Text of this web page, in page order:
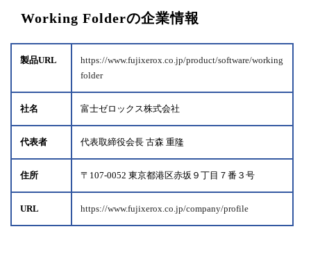
Working Folderの企業情報
製品URL
https://www.fujixerox.co.jp/product/software/working
folder
社名 富士ゼロックス株式会社
代表者 代表取締役会長 古森 重隆
住所 〒107-0052 東京都港区赤坂９丁目７番３号
URL https://www.fujixerox.co.jp/company/profile